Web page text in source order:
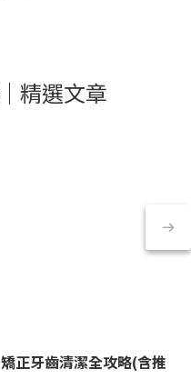
精選文章
正牙齒清潔全攻略(含推